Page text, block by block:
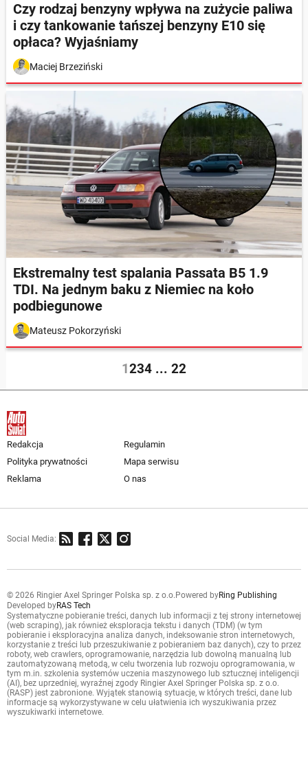
Czy rodzaj benzyny wpływa na zużycie paliwa
i czy tankowanie tańszej benzyny E10 się
opłaca? Wyjaśniamy
Maciej Brzeziński
Ekstremalny test spalania Passata B5 1.9
TDI. Na jednym baku z Niemiec na koło
podbiegunowe
Mateusz Pokorzyński
1234 ... 22
Redakcja
Regulamin
Polityka prywatności
Mapa serwisu
Reklama
O nas
Social Media:
© 2026 Ringier Axel Springer Polska sp. z o.o.Powered byRing Publishing
Developed byRAS Tech
Systematyczne pobieranie treści, danych lub informacji z tej strony internetowej
(web scraping), jak również eksploracja tekstu i danych (TDM) (w tym
pobieranie i eksploracyjna analiza danych, indeksowanie stron internetowych,
korzystanie z treści lub przeszukiwanie z pobieraniem baz danych), czy to przez
roboty, web crawlers, oprogramowanie, narzędzia lub dowolną manualną lub
zautomatyzowaną metodą, w celu tworzenia lub rozwoju oprogramowania, w
tym m.in. szkolenia systemów uczenia maszynowego lub sztucznej inteligencji
(AI), bez uprzedniej, wyraźnej zgody Ringier Axel Springer Polska sp. z o.o.
(RASP) jest zabronione. Wyjątek stanowią sytuacje, w których treści, dane lub
informacje są wykorzystywane w celu ułatwienia ich wyszukiwania przez
wyszukiwarki internetowe.